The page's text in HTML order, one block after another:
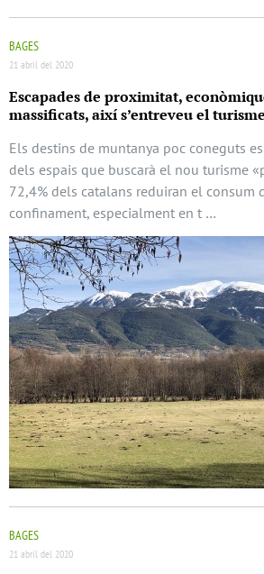
BAGES
21 abril del 2020
Escapades de proximitat,
massificats, així s’entreveu el
Els destins de muntanya poc coneguts
dels espais que buscarà el nou turisme
72,4% dels catalans reduiran el consum
confinament, especialment en t …
BAGES
21 abril del 2020